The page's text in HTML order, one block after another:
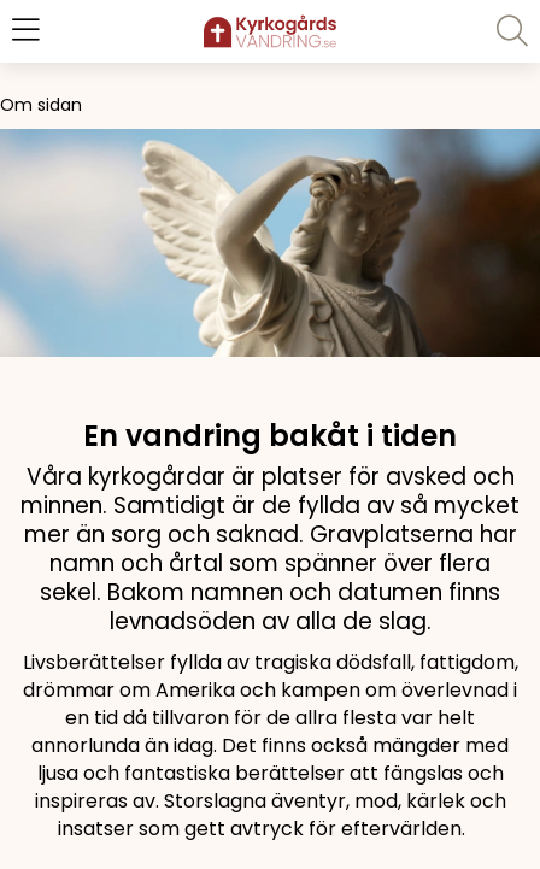
Om sidan
En vandring bakåt i tiden
Våra kyrkogårdar är platser för avsked och
minnen. Samtidigt är de fyllda av så mycket
mer än sorg och saknad. Gravplatserna har
namn och årtal som spänner över flera
sekel. Bakom namnen och datumen finns
levnadsöden av alla de slag.
Livsberättelser fyllda av tragiska dödsfall, fattigdom,
drömmar om Amerika och kampen om överlevnad i
en tid då tillvaron för de allra flesta var helt
annorlunda än idag. Det finns också mängder med
ljusa och fantastiska berättelser att fängslas och
inspireras av. Storslagna äventyr, mod, kärlek och
insatser som gett avtryck för eftervärlden.